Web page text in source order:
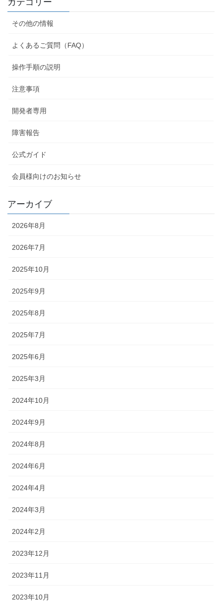
カテゴリー
その他の情報
よくあるご質問（FAQ）
操作手順の説明
注意事項
開発者専用
障害報告
公式ガイド
会員様向けのお知らせ
アーカイブ
2026年8月
2026年7月
2025年10月
2025年9月
2025年8月
2025年7月
2025年6月
2025年3月
2024年10月
2024年9月
2024年8月
2024年6月
2024年4月
2024年3月
2024年2月
2023年12月
2023年11月
2023年10月